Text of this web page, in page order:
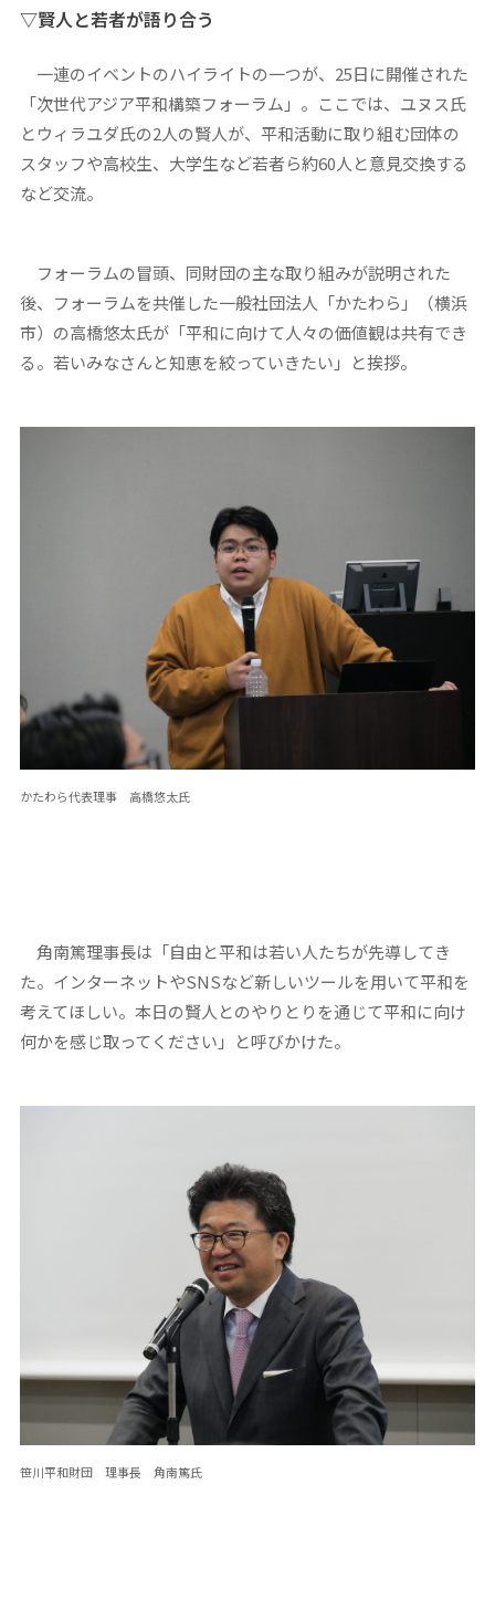
▽賢人と若者が語り合う
一連のイベントのハイライトの一つが、25日に開催された
「次世代アジア平和構築フォーラム」。ここでは、ユヌス氏
とウィラユダ氏の2人の賢人が、平和活動に取り組む団体の
スタッフや高校生、大学生など若者ら約60人と意見交換する
など交流。
フォーラムの冒頭、同財団の主な取り組みが説明された
後、フォーラムを共催した一般社団法人「かたわら」（横浜
市）の高橋悠太氏が「平和に向けて人々の価値観は共有でき
る。若いみなさんと知恵を絞っていきたい」と挨拶。
かたわら代表理事 高橋悠太氏
角南篤理事長は「自由と平和は若い人たちが先導してき
た。インターネットやSNSなど新しいツールを用いて平和を
考えてほしい。本日の賢人とのやりとりを通じて平和に向け
何かを感じ取ってください」と呼びかけた。
笹川平和財団 理事長 角南篤氏